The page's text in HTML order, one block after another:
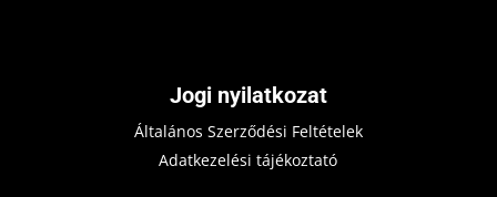
Jogi nyilatkozat
Általános Szerződési Feltételek
Adatkezelési tájékoztató